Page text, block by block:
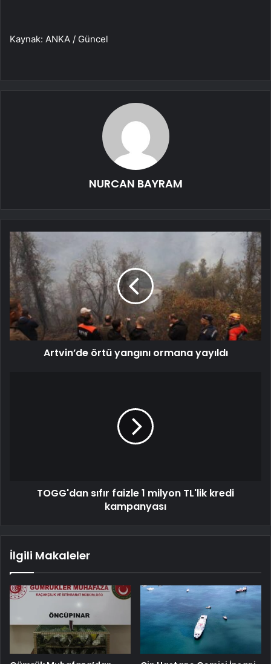
Kaynak: ANKA / Güncel
NURCAN BAYRAM
Artvin’de örtü yangını ormana yayıldı
TOGG'dan sıfır faizle 1 milyon TL'lik kredi
kampanyası
İlgili Makaleler